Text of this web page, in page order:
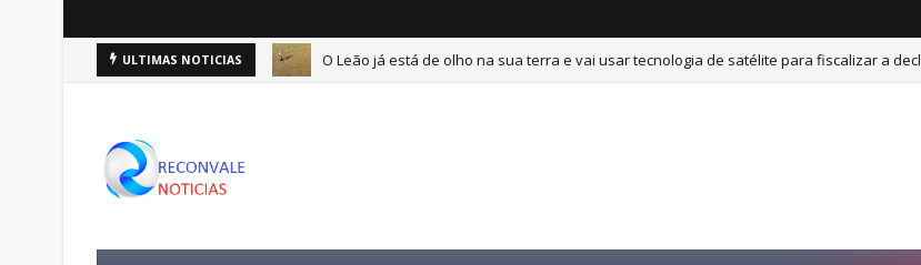
ULTIMAS NOTICIAS O Leão já está de olho na sua terra e vai usar tecnologia de satélite para fiscalizar a